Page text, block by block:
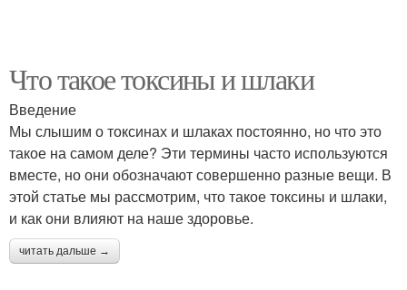
Что такое токсины и шлаки
Введение
Мы слышим о токсинах и шлаках постоянно, но что это
такое на самом деле? Эти термины часто используются
вместе, но они обозначают совершенно разные вещи. В
этой статье мы рассмотрим, что такое токсины и шлаки,
и как они влияют на наше здоровье.
читать дальше →